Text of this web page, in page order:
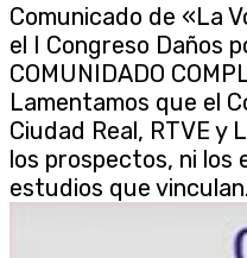
Comunicado de «La
el I Congreso Daños
COMUNIDADO
Lamentamos que el
Ciudad Real, RTVE y
los prospectos, ni los
estudios que